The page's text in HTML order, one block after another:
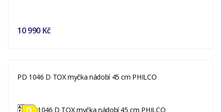
10 990 Kč
PD 1046 D TOX myčka nádobí 45 cm PHILCO